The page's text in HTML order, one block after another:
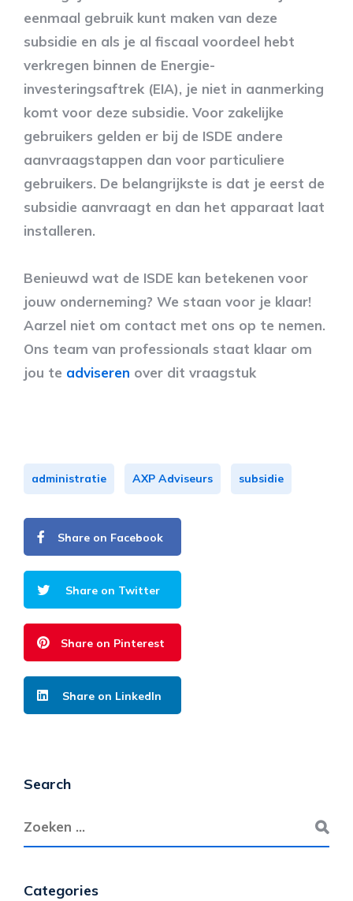
eenmaal gebruik kunt maken van deze
subsidie en als je al fiscaal voordeel hebt
verkregen binnen de Energie-
investeringsaftrek (EIA), je niet in aanmerking
komt voor deze subsidie. Voor zakelijke
gebruikers gelden er bij de ISDE andere
aanvraagstappen dan voor particuliere
gebruikers. De belangrijkste is dat je eerst de
subsidie aanvraagt en dan het apparaat laat
installeren.
Benieuwd wat de ISDE kan betekenen voor
jouw onderneming? We staan voor je klaar!
Aarzel niet om contact met ons op te nemen.
Ons team van professionals staat klaar om
jou te adviseren over dit vraagstuk
administratie AXP Adviseurs subsidie
Share on Facebook
Share on Twitter
Share on Pinterest
Share on LinkedIn
Search
Categories